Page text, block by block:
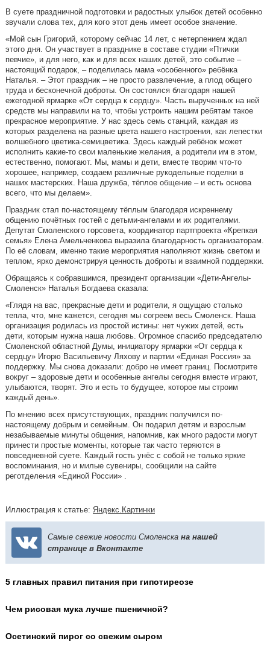
В суете праздничной подготовки и радостных улыбок детей особенно
звучали слова тех, для кого этот день имеет особое значение.
«Мой сын Григорий, которому сейчас 14 лет, с нетерпением ждал
этого дня. Он участвует в празднике в составе студии «Птички
певчие», и для него, как и для всех наших детей, это событие –
настоящий подарок, – поделилась мама «особенного» ребёнка
Наталья. – Этот праздник – не просто развлечение, а плод общего
труда и бесконечной доброты. Он состоялся благодаря нашей
ежегодной ярмарке «От сердца к сердцу». Часть вырученных на ней
средств мы направили на то, чтобы устроить нашим ребятам такое
прекрасное мероприятие. У нас здесь семь станций, каждая из
которых разделена на разные цвета нашего настроения, как лепестки
волшебного цветика-семицветика. Здесь каждый ребёнок может
исполнить какие-то свои маленькие желания, а родители им в этом,
естественно, помогают. Мы, мамы и дети, вместе творим что-то
хорошее, например, создаем различные рукодельные поделки в
наших мастерских. Наша дружба, тёплое общение – и есть основа
всего, что мы делаем».
Праздник стал по-настоящему тёплым благодаря искреннему
общению почётных гостей с детьми-ангелами и их родителями.
Депутат Смоленского горсовета, координатор партпроекта «Крепкая
семья» Елена Амельченкова выразила благодарность организаторам.
По её словам, именно такие мероприятия наполняют жизнь светом и
теплом, ярко демонстрируя ценность доброты и взаимной поддержки.
Обращаясь к собравшимся, президент организации «Дети-Ангелы-
Смоленск» Наталья Богдаева сказала:
«Глядя на вас, прекрасные дети и родители, я ощущаю столько
тепла, что, мне кажется, сегодня мы согреем весь Смоленск. Наша
организация родилась из простой истины: нет чужих детей, есть
дети, которым нужна наша любовь. Огромное спасибо председателю
Смоленской областной Думы, инициатору ярмарки «От сердца к
сердцу» Игорю Васильевичу Ляхову и партии «Единая Россия» за
поддержку. Мы снова доказали: добро не имеет границ. Посмотрите
вокруг – здоровые дети и особенные ангелы сегодня вместе играют,
улыбаются, творят. Это и есть то будущее, которое мы строим
каждый день».
По мнению всех присутствующих, праздник получился по-
настоящему добрым и семейным. Он подарил детям и взрослым
незабываемые минуты общения, напомнив, как много радости могут
принести простые моменты, которые так часто теряются в
повседневной суете. Каждый гость унёс с собой не только яркие
воспоминания, но и милые сувениры, сообщили на сайте
реготделения «Единой России» .
Иллюстрация к статье: Яндекс.Картинки
Самые свежие новости Смоленска на нашей
странице в Вконтакте
5 главных правил питания при гипотиреозе
Чем рисовая мука лучше пшеничной?
Осетинский пирог со свежим сыром